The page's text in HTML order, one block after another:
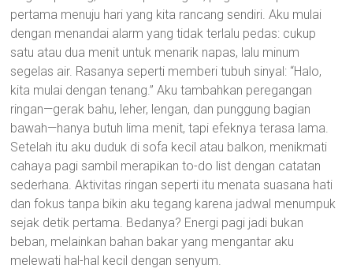
pertama menuju hari yang kita rancang sendiri. Aku mulai
dengan menandai alarm yang tidak terlalu pedas: cukup
satu atau dua menit untuk menarik napas, lalu minum
segelas air. Rasanya seperti memberi tubuh sinyal: “Halo,
kita mulai dengan tenang.” Aku tambahkan peregangan
ringan—gerak bahu, leher, lengan, dan punggung bagian
bawah—hanya butuh lima menit, tapi efeknya terasa lama.
Setelah itu aku duduk di sofa kecil atau balkon, menikmati
cahaya pagi sambil merapikan to-do list dengan catatan
sederhana. Aktivitas ringan seperti itu menata suasana hati
dan fokus tanpa bikin aku tegang karena jadwal menumpuk
sejak detik pertama. Bedanya? Energi pagi jadi bukan
beban, melainkan bahan bakar yang mengantar aku
melewati hal-hal kecil dengan senyum.